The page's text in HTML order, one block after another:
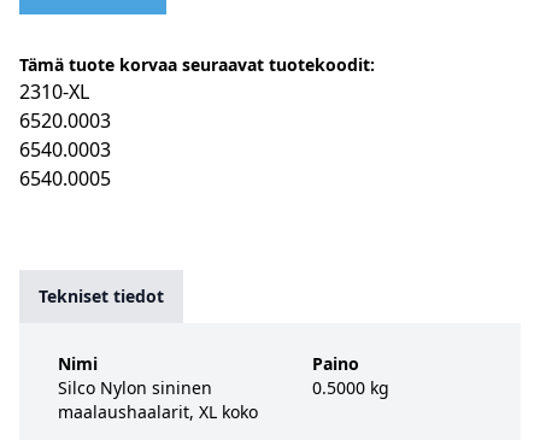
Tämä tuote korvaa seuraavat tuotekoodit:
2310-XL
6520.0003
6540.0003
6540.0005
Tekniset tiedot
Nimi
Silco Nylon sininen
maalaushaalarit, XL koko
Paino
0.5000 kg